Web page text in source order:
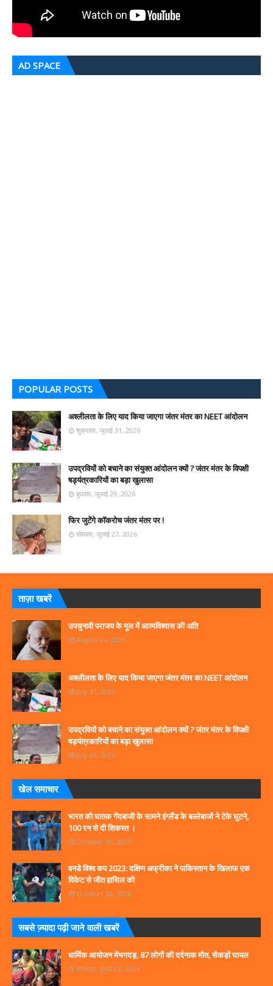
AD SPACE
POPULAR POSTS
अश्लीलता के लिए याद किया जाएगा जंतर मंतर का NEET आंदोलन
शुक्रवार, जुलाई 31, 2026
उपद्रवियों को बचाने का संयुक्त आंदोलन क्यों ? जंतर मंतर के विपक्षी
षड्यंत्रकारियों का बड़ा खुलासा
बुधवार, जुलाई 29, 2026
फिर जुटेंगे कॉकरोच जंतर मंतर पर !
सोमवार, जुलाई 27, 2026
ताज़ा खबरें
उपचुनावी पराजय के मूल में आत्मविश्वास की अति
August 07, 2026
अश्लीलता के लिए याद किया जाएगा जंतर मंतर का NEET आंदोलन
July 31, 2026
उपद्रवियों को बचाने का संयुक्त आंदोलन क्यों ? जंतर मंतर के विपक्षी
षड्यंत्रकारियों का बड़ा खुलासा
July 29, 2026
खेल समाचार
भारत की घातक गेंदबाजी के सामने इंग्लैंड के बल्लेबाजों ने टेके घुटने,
100 रन से दी शिकस्त ।
October 30, 2023
वनडे विश्व कप 2023: दक्षिण अफ्रीका ने पाकिस्तान के खिलाफ एक
विकेट से जीत हासिल की
October 28, 2023
सबसे ज्‍़यादा पढ़ी जाने वाली खबरें
धार्मिक आयोजन मेंभगदड़, 87 लोगों की दर्दनाक मौत, सैकड़ों घायल
मंगलवार, जुलाई 02, 2024